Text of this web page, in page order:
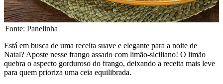
Fonte: Panelinha
Está em busca de uma receita suave e elegante para a noite de
Natal? Aposte nesse frango assado com limão-siciliano! O limão
quebra o aspecto gorduroso do frango, deixando a receita mais leve
para quem prioriza uma ceia equilibrada.